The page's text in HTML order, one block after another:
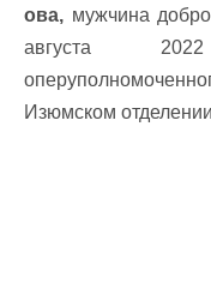
ова, мужчина
августа
Изюмском